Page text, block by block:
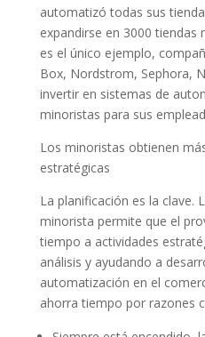
automatizó todas sus
expandirse en 3000 tiendas
es el único ejemplo,
Box, Nordstrom, Sephora,
invertir en sistemas de
minoristas para sus
Los minoristas obtienen
estratégicas
La planificación es la clave.
minorista permite que el
tiempo a actividades
análisis y ayudando a
automatización en el
ahorra tiempo por razones